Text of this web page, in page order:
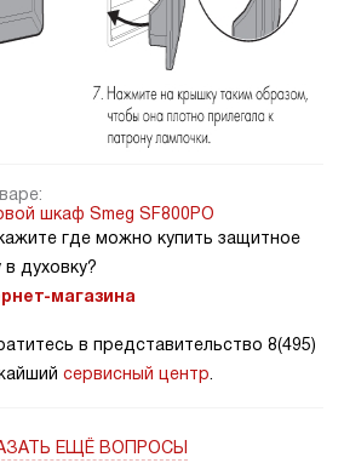
шкаф Smeg SF800PO
где можно купить защитное
духовку?
магазина
в представительство 8(495)
сервисный центр
ЕЩЁ ВОПРОСЫ